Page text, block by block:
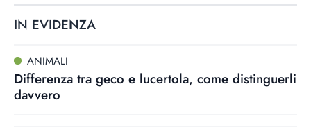
IN EVIDENZA
ANIMALI
Differenza tra geco e lucertola, come distinguerli
davvero